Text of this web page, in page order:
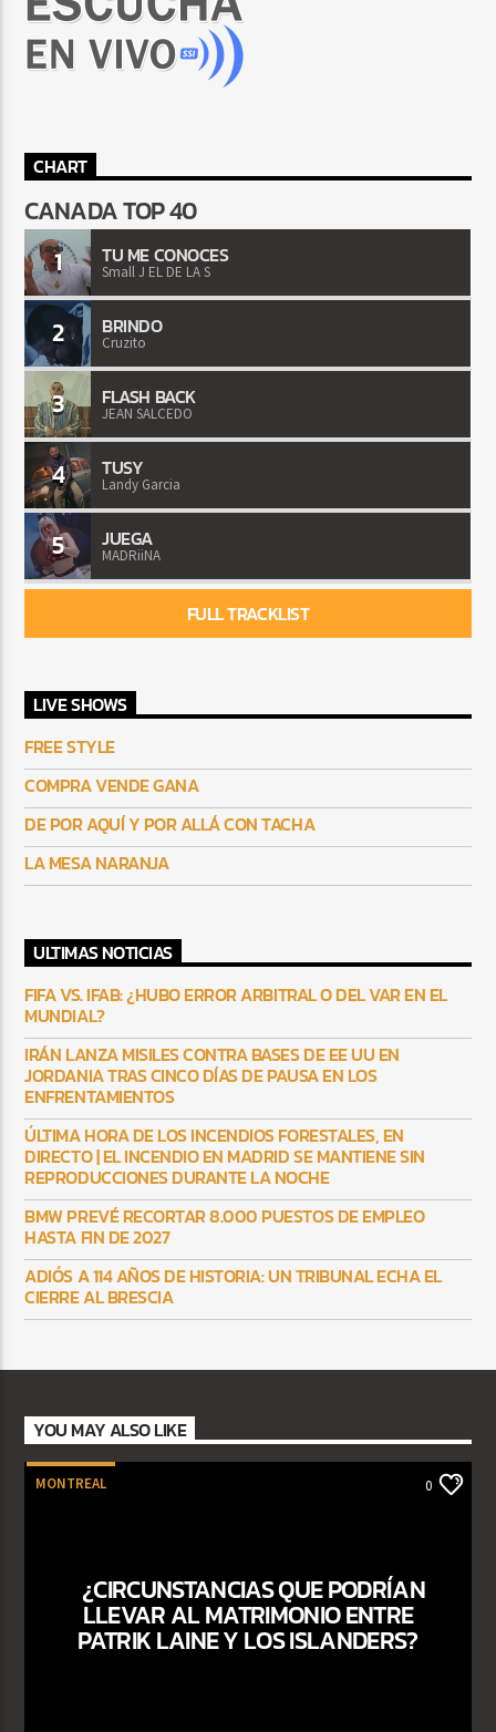
CHART
CANADA TOP 40
1 TU ME CONOCES
Small J EL DE LA S
2 BRINDO
Cruzito
3 FLASH BACK
JEAN SALCEDO
4 TUSY
Landy Garcia
5 JUEGA
MADRiiNA
FULL TRACKLIST
LIVE SHOWS
FREE STYLE
COMPRA VENDE GANA
DE POR AQUÍ Y POR ALLÁ CON TACHA
LA MESA NARANJA
ULTIMAS NOTICIAS
FIFA VS. IFAB: ¿HUBO ERROR ARBITRAL O DEL VAR EN EL
MUNDIAL?
IRÁN LANZA MISILES CONTRA BASES DE EE UU EN
JORDANIA TRAS CINCO DÍAS DE PAUSA EN LOS
ENFRENTAMIENTOS
ÚLTIMA HORA DE LOS INCENDIOS FORESTALES, EN
DIRECTO | EL INCENDIO EN MADRID SE MANTIENE SIN
REPRODUCCIONES DURANTE LA NOCHE
BMW PREVÉ RECORTAR 8.000 PUESTOS DE EMPLEO
HASTA FIN DE 2027
ADIÓS A 114 AÑOS DE HISTORIA: UN TRIBUNAL ECHA EL
CIERRE AL BRESCIA
YOU MAY ALSO LIKE
MONTREAL 0
¿CIRCUNSTANCIAS QUE PODRÍAN
LLEVAR AL MATRIMONIO ENTRE
PATRIK LAINE Y LOS ISLANDERS?